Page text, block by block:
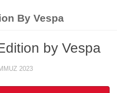
By Vespa
by Vespa
2023